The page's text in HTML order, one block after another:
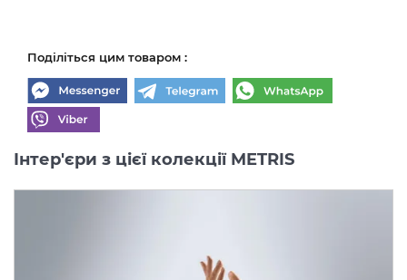
Поділіться цим товаром :
Інтер'єри з цієї колекції METRIS